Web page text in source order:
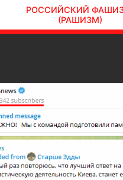
РОССИЙСКИЙ
(РАШИЗМ)